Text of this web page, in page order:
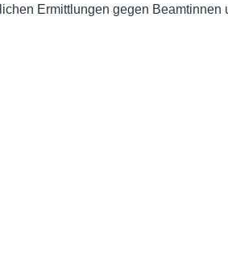
Ermittlungen gegen